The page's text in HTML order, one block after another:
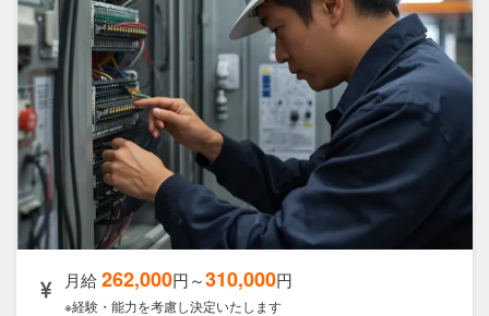
月給262,000円～310,000円
※経験・能力を考慮し決定いたします